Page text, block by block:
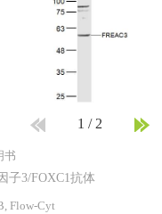
1 /2
书
子3/FOXC1抗体
Flow-Cyt